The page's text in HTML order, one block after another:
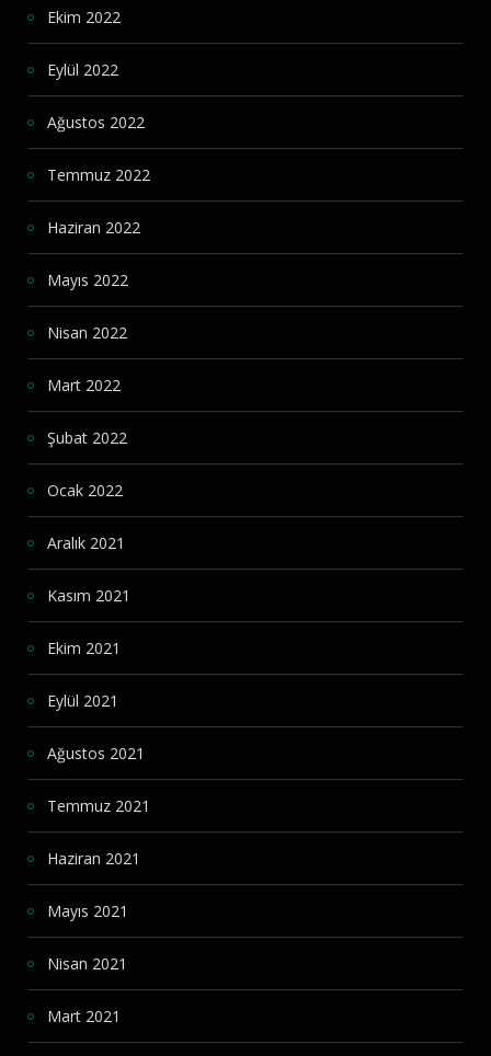
Ekim 2022
Eylül 2022
Ağustos 2022
Temmuz 2022
Haziran 2022
Mayıs 2022
Nisan 2022
Mart 2022
Şubat 2022
Ocak 2022
Aralık 2021
Kasım 2021
Ekim 2021
Eylül 2021
Ağustos 2021
Temmuz 2021
Haziran 2021
Mayıs 2021
Nisan 2021
Mart 2021